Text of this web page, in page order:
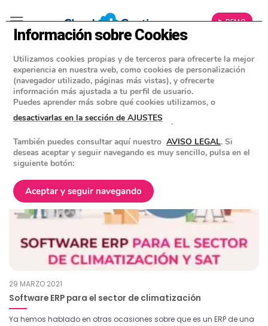
▶ DEMO
Blog
Noticias sobre facturación, gestión, administración
de empresas, autónomos…
29 MARZO 2021
Software ERP para el sector de climatización
Ya hemos hablado en otras ocasiones sobre que es un ERP de una
Información sobre Cookies
Utilizamos cookies propias y de terceros para ofrecerte la mejor
experiencia en nuestra web, como cookies de personalización
(navegador utilizado, páginas más vistas), y ofrecerte
información más ajustada a tu perfil de usuario.
Puedes aprender más sobre qué cookies utilizamos, o
desactivarlas en la sección de AJUSTES
.
También puedes consultar aquí nuestro AVISO LEGAL. Si
deseas aceptar y seguir navegando es muy sencillo, pulsa en el
siguiente botón:
Aceptar y seguir navegando